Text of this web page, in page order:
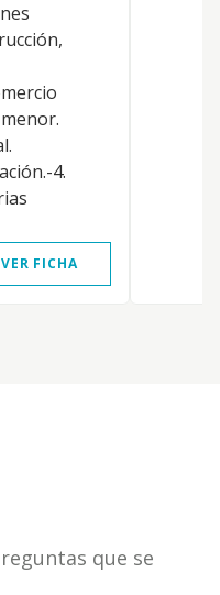
4.
VER FICHA
que se